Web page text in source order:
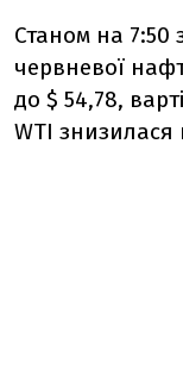
Станом на 7:50
червневої
до $ 54,78,
WTI знизилася